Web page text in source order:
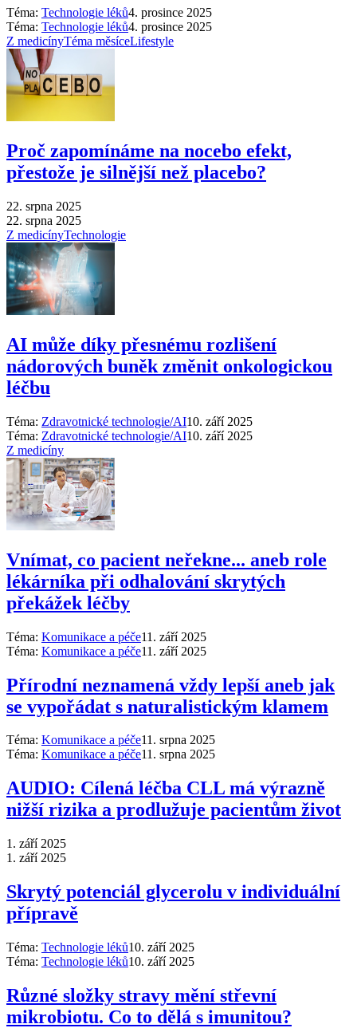
Téma: Technologie léků4. prosince 2025
Téma: Technologie léků4. prosince 2025
Z medicínyTéma měsíceLifestyle
Proč zapomínáme na nocebo efekt,
přestože je silnější než placebo?
22. srpna 2025
22. srpna 2025
Z medicínyTechnologie
AI může díky přesnému rozlišení
nádorových buněk změnit onkologickou
léčbu
Téma: Zdravotnické technologie/AI10. září 2025
Téma: Zdravotnické technologie/AI10. září 2025
Z medicíny
Vnímat, co pacient neřekne... aneb role
lékárníka při odhalování skrytých
překážek léčby
Téma: Komunikace a péče11. září 2025
Téma: Komunikace a péče11. září 2025
Přírodní neznamená vždy lepší aneb jak
se vypořádat s naturalistickým klamem
Téma: Komunikace a péče11. srpna 2025
Téma: Komunikace a péče11. srpna 2025
AUDIO: Cílená léčba CLL má výrazně
nižší rizika a prodlužuje pacientům život
1. září 2025
1. září 2025
Skrytý potenciál glycerolu v individuální
přípravě
Téma: Technologie léků10. září 2025
Téma: Technologie léků10. září 2025
Různé složky stravy mění střevní
mikrobiotu. Co to dělá s imunitou?